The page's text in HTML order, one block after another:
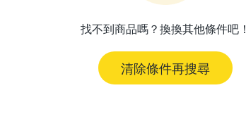
找不到商品嗎？換換其他條件吧！
清除條件再搜尋